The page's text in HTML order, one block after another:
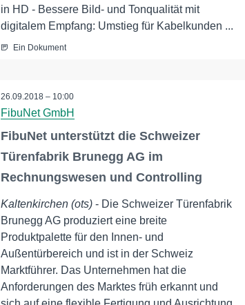
in HD - Bessere Bild- und Tonqualität mit
digitalem Empfang: Umstieg für Kabelkunden ...
Ein Dokument
26.09.2018 – 10:00
FibuNet GmbH
FibuNet unterstützt die Schweizer
Türenfabrik Brunegg AG im
Rechnungswesen und Controlling
Kaltenkirchen (ots)- Die Schweizer Türenfabrik
Brunegg AG produziert eine breite
Produktpalette für den Innen- und
Außentürbereich und ist in der Schweiz
Marktführer. Das Unternehmen hat die
Anforderungen des Marktes früh erkannt und